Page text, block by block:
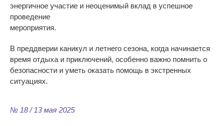
энергичное участие и неоценимый вклад в успешное
проведение
мероприятия.
В преддверии каникул и летнего сезона, когда начинается
время отдыха и приключений, особенно важно помнить о
безопасности и уметь оказать помощь в экстренных
ситуациях.
№ 18 / 13 мая 2025